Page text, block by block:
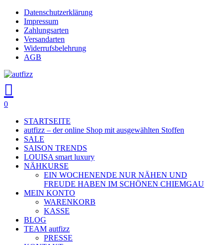
Skip
main
content
Datenschutzerklärung
Impressum
Zahlungsarten
Versandarten
Widerrufsbelehrung
AGB
search
account
0
STARTSEITE
autfizz – der online Shop mit ausgewählten Stoffen
SALE
SAISON TRENDS
LOUISA smart luxury
NÄHKURSE
EIN WOCHENENDE NUR NÄHEN UND
FREUDE HABEN IM SCHÖNEN CHIEMGAU
MEIN KONTO
WARENKORB
KASSE
BLOG
TEAM autfizz
PRESSE